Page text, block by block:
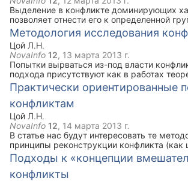
позволит нам выстроить некоторую
обозначении конфликтов.
Выделение в конфликте доминирующих
позволяет отнести его к определенной
проведения диагностики и разработки
технологий. Исходя из предложенной
профилактики заключается в том, чтобы
социально-негативный конфликт в
русло, минимизируя крайние формы его
профилактикой подразумеваются
действия людей в процессе какой-либо
влияющие на удовлетворение
человека в предупреждении, ограничении
стимулировании в случае эксперимента)
основном носящих негативный и
общества характер.
Методология исследования
Цой Л.Н.
NovaInfo 12, 13 марта 2013 г.
Попытки вырваться из-под власти
подхода присутствуют как в работах
(смягчающих жесткие характеристики в
конфликта), так и в деятельности
не замечать конфликт, уходить от него).
что существуют проблемы для
теоретических конструкций, так и
практиков. Опасностей и риска
психологического, интеллектуального и
достаточно много в этой области,
Практически ориентированные
конфликтам
Цой Л.Н.
NovaInfo 12, 14 марта 2013 г.
В статье нас будут интересовать те
принципы реконструкции конфликта (как
явления), которые осознаются и
критически мыслящими исследователями
от их дисциплинарной специализации.
Подходы к «концепции
конфликты